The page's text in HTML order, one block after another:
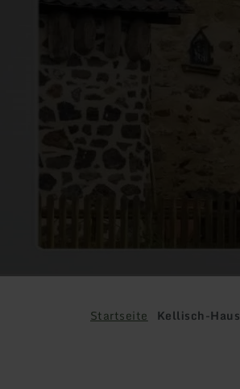
Startseite Kellisch-Haus